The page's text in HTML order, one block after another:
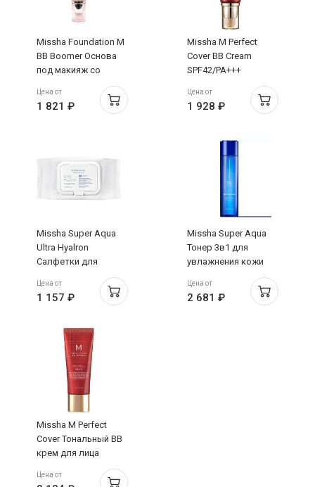
Missha Foundation M
BB Boomer Основа
под макияж со
светоотражающим
эффектом 40мл
Цена от
1 821 ₽
Missha M Perfect
Cover BB Cream
SPF42/PA+++
Тональный BB крем
тон 23 Бежевый
50мл
Цена от
1 928 ₽
Missha Super Aqua
Ultra Hyalron
Салфетки для
снятия макияжа с
гиалуроновой
кислотой и маслами
Цена от
1 157 ₽
Missha Super Aqua
Тонер 3в1 для
увлажнения кожи
Цена от
2 681 ₽
Missha М Perfect
Cover Тональный BB
крем для лица
покрытие SPF42 тон
Цена от